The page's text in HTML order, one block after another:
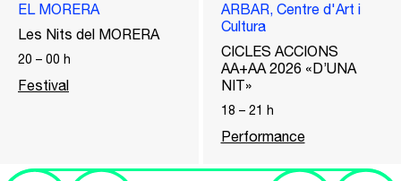
EL MORERA
Les Nits del MORERA
20 – 00 h
Festival
ARBAR, Centre d'Art i
Cultura
CICLES ACCIONS
AA+AA 2026 «D’UNA
NIT»
18 – 21 h
Performance